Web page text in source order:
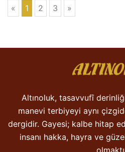
« 1 2 3 »
Altınoluk, tasavvufî
manevi terbiyeyi aynı
dergidir. Gayesi; kalbe hitap
insanı hakka, hayra ve